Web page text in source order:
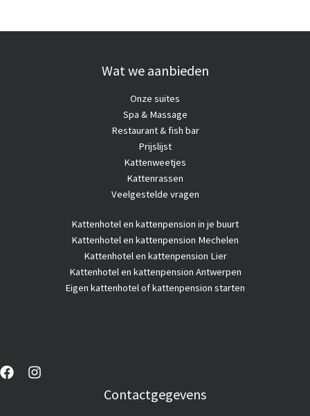
Wat we aanbieden
Onze suites
Spa & Massage
Restaurant & fish bar
Prijslijst
Kattenweetjes
Kattenrassen
Veelgestelde vragen
Kattenhotelen kattenpension in je buurt
Kattenhotel en kattenpension Mechelen
Kattenhotel en kattenpension Lier
Kattenhotel en kattenpension Antwerpen
Eigen kattenhotel of kattenpension starten
Contactgegevens